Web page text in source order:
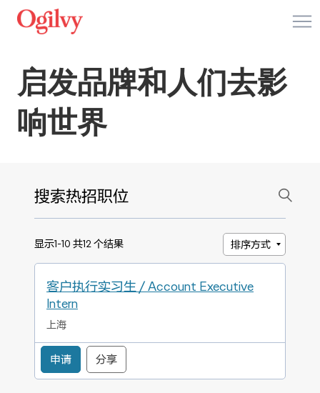
菜
启发品牌和人们去影
响世界
搜索热招职位
搜索热招职位
显示1-10 共12 个结果 排序方式
客户执行实习生 / Account Executive
Intern
上海
申请 分享